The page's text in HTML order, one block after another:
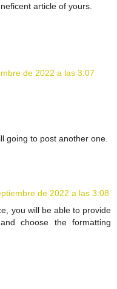
article of yours.
de 2022 a las 3:07
going to post another one.
de 2022 a las 3:08
you will be able to provide
choose the formatting